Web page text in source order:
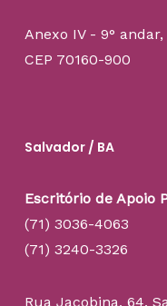
Anexo IV - 9° andar,
CEP 70160-900
Salvador / BA
Escritório de Apoio
(71) 3036-4063
(71) 3240-3326
Rua Jacobina, 64.